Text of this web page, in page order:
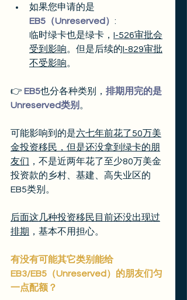
如果您申请的是
EB5（Unreserved） :
临时绿卡也是绿卡， I-526审批会
受到影响。但是后续的I-829审批
不受影响。
👉 EB5也分各种类别， 排期用完的是
Unreserved类别 。
可能影响到的是六七年前花了50万美
金投资移民，但是还没拿到绿卡的朋
友们 ，不是近两年花了至少80万美金
投资款的乡村、基建、高失业区的
EB5类别。
后面这几种投资移民目前还没出现过
排期 ，基本不用担心。
有没有可能其它类别能给
EB3/EB5（Unreserved）的朋友们匀
一点配额？